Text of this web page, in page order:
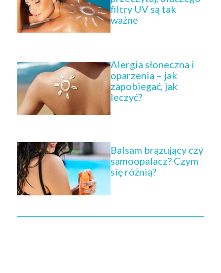
filtry UV są tak
ważne
Alergia słoneczna i
oparzenia – jak
zapobiegać, jak
leczyć?
Balsam brązujący czy
samoopalacz? Czym
się różnią?